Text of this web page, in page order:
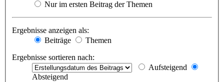
Nur im ersten Beitrag der Themen
Ergebnisse anzeigen als:
Beiträge
Themen
Ergebnisse sortieren nach:
Aufsteigend
Absteigend